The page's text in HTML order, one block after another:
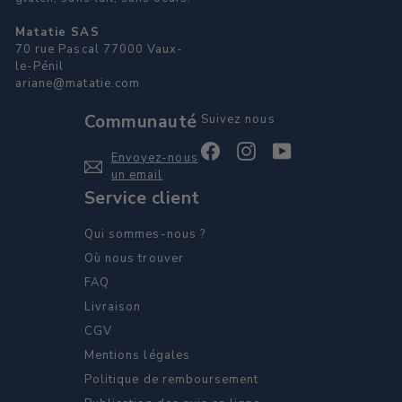
Matatie SAS
70 rue Pascal 77000 Vaux-
le-Pénil
ariane@matatie.com
Communauté
Envoyez-nous
un email
Suivez nous
FacebookInstagram
Service client
Qui sommes-nous ?
Où nous trouver
FAQ
Livraison
CGV
Mentions légales
Politique de remboursement